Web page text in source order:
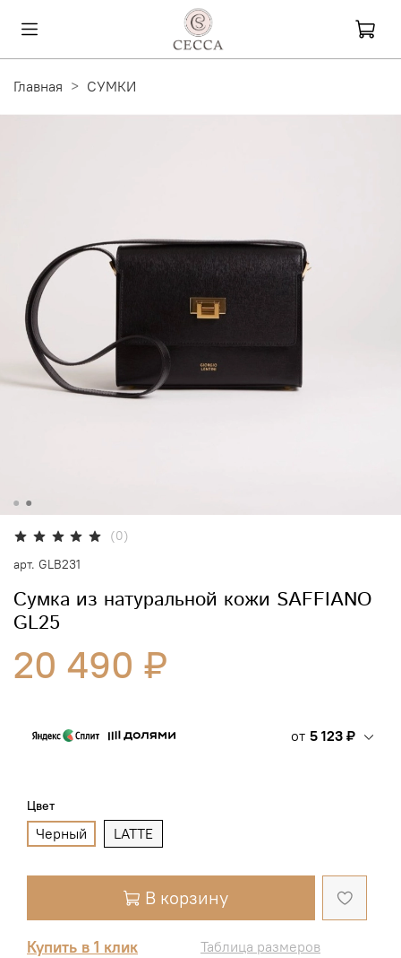
Главная СУМКИ
(0)
арт. GLB231
Сумка из натуральной кожи SAFFIANO
GL25
20 490 ₽
от 5 123 ₽
Цвет
Черный LATTE
В корзину
Купить в 1 клик Таблица размеров